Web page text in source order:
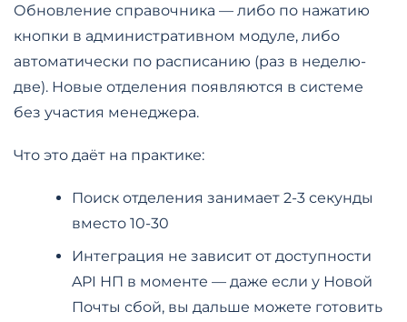
Обновление справочника — либо по нажатию
кнопки в административном модуле, либо
автоматически по расписанию (раз в неделю-
две). Новые отделения появляются в системе
без участия менеджера.
Что это даёт на практике:
Поиск отделения занимает 2-3 секунды
вместо 10-30
Интеграция не зависит от доступности
API НП в моменте — даже если у Новой
Почты сбой, вы дальше можете готовить